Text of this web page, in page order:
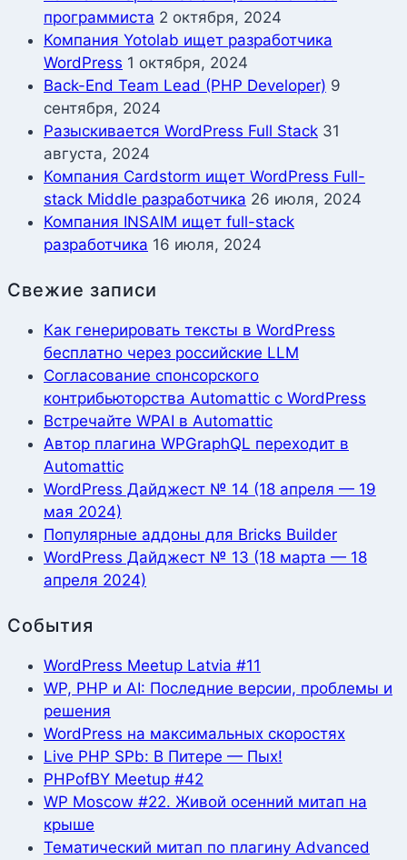
программиста 2 октября, 2024
Компания Yotolab ищет разработчика
WordPress 1 октября, 2024
Back-End Team Lead (PHP Developer) 9
сентября, 2024
Разыскивается WordPress Full Stack 31
августа, 2024
Компания Cardstorm ищет WordPress Full-
stack Middle разработчика 26 июля, 2024
Компания INSAIM ищет full-stack
разработчика 16 июля, 2024
Свежие записи
Как генерировать тексты в WordPress
бесплатно через российские LLM
Согласование спонсорского
контрибьюторства Automattic с WordPress
Встречайте WPAI в Automattic
Автор плагина WPGraphQL переходит в
Automattic
WordPress Дайджест № 14 (18 апреля — 19
мая 2024)
Популярные аддоны для Bricks Builder
WordPress Дайджест № 13 (18 марта — 18
апреля 2024)
События
WordPress Meetup Latvia #11
WP, PHP и AI: Последние версии, проблемы и
решения
WordPress на максимальных скоростях
Live PHP SPb: В Питере — Пых!
PHPofBY Meetup #42
WP Moscow #22. Живой осенний митап на
крыше
Тематический митап по плагину Advanced